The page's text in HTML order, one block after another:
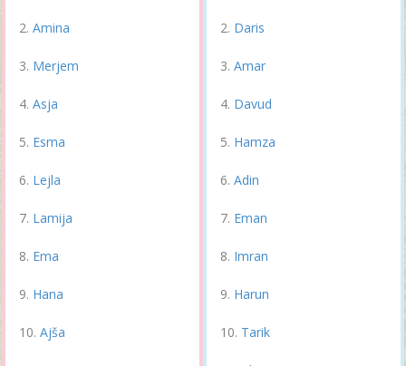
Amina
Merjem
Asja
Esma
Lejla
Lamija
Ema
Hana
Ajša
Daris
Amar
Davud
Hamza
Adin
Eman
Imran
Harun
Tarik